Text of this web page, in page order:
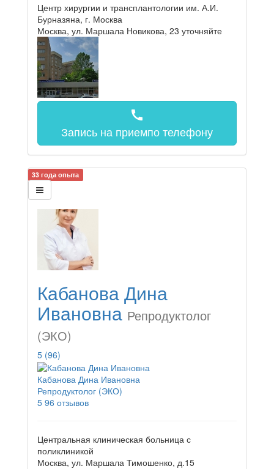
Центр хирургии и трансплантологии им. А.И.
Бурназяна, г. Москва
Москва, ул. Маршала Новикова, 23 уточняйте
call
Запись на приемпо телефону
33 года опыта
Кабанова Дина
Ивановна Репродуктолог
(ЭКО)
5 (96)
Кабанова Дина Ивановна
Репродуктолог (ЭКО)
5 96 отзывов
Центральная клиническая больница с
поликлиникой
Москва, ул. Маршала Тимошенко, д.15